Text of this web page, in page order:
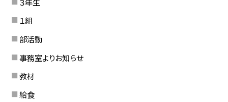
１組
部活動
事務室よりお知らせ
教材
給食